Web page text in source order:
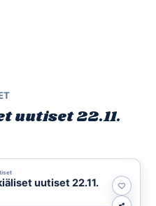
uutiset 22.11.
uutiset 22.11.